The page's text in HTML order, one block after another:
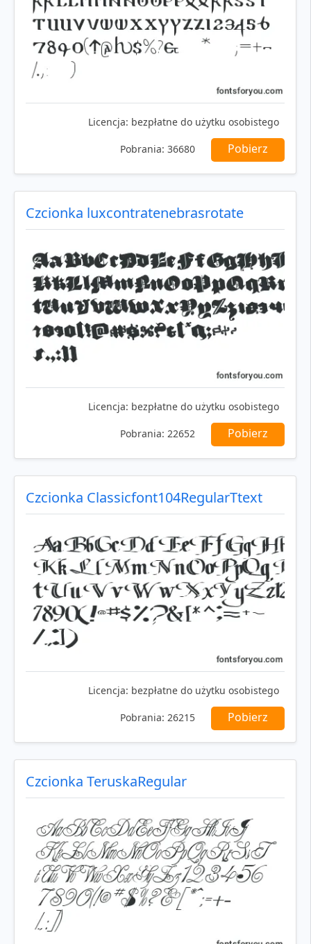
Licencja: bezpłatne do użytku osobistego
Pobrania: 36680 Pobierz
Czcionka luxcontratenebrasrotate
Licencja: bezpłatne do użytku osobistego
Pobrania: 22652 Pobierz
Czcionka Classicfont104RegularTtext
Licencja: bezpłatne do użytku osobistego
Pobrania: 26215 Pobierz
Czcionka TeruskaRegular